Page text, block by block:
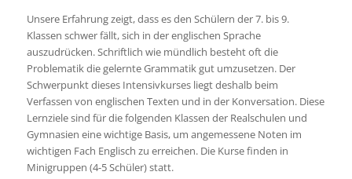
Unsere Erfahrung zeigt, dass es den Schülern der 7. bis 9.
Klassen schwer fällt, sich in der englischen Sprache
auszudrücken. Schriftlich wie mündlich besteht oft die
Problematik die gelernte Grammatik gut umzusetzen. Der
Schwerpunkt dieses Intensivkurses liegt deshalb beim
Verfassen von englischen Texten und in der Konversation. Diese
Lernziele sind für die folgenden Klassen der Realschulen und
Gymnasien eine wichtige Basis, um angemessene Noten im
wichtigen Fach Englisch zu erreichen. Die Kurse finden in
Minigruppen (4-5 Schüler) statt.